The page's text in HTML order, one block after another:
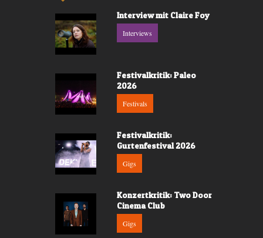
Interview mit Claire Foy
Interviews
Festivalkritik: Paleo
2026
Festivals
Festivalkritik:
Gurtenfestival 2026
Gigs
Konzertkritik: Two Door
Cinema Club
Gigs